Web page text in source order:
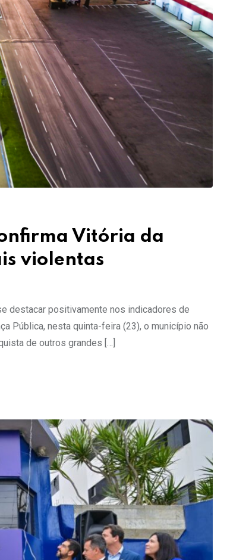
Vitória da
violentas
destacar positivamente nos indicadores de
Pública, nesta quinta-feira (23), o município não
de outros grandes […]